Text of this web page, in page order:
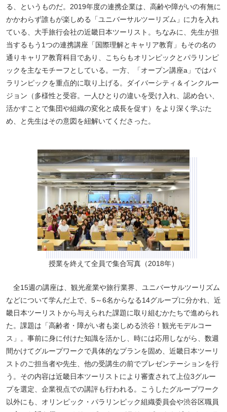
る、というものだ。2019年度の連携企業は、高齢や障がいの有無に
かかわらず誰もが楽しめる「ユニバーサルツーリズム」に力を入れ
ている、大手旅行会社の近畿日本ツーリスト。ちなみに、先生が担
当するもう1つの連携講座「国際理解とキャリア教育」もその名の
通りキャリア教育科目であり、こちらもオリンピックとパラリンピ
ックを主なモチーフとしている。一方、「オープン講座a」ではパ
ラリンピックを重点的に取り上げる。ダイバーシティ＆インクルー
ジョン（多様性と受容。一人ひとりの違いを受け入れ、認め合い、
活かすことで集団や組織の変化と成長を促す）をより深く学ぶた
め、と先生はその意図を紐解いてくださった。
授業を終えて全員で集合写真（2018年）
全15週の講座は、観光産業や旅行業界、ユニバーサルツーリズム
などについて学んだ上で、5～6名からなる14グループに分かれ、近
畿日本ツーリストから与えられた課題に取り組むかたちで進められ
た。課題は「高齢者・障がい者も楽しめる渋谷！観光モデルコー
ス」。事前に身に付けた知識を活かし、時には応用しながら、数週
間かけてグループワークで具体的なプランを固め、近畿日本ツーリ
ストのご担当者や先生、他の受講生の前でプレゼンテーションを行
う。その内容は近畿日本ツーリストにより審査されて上位3グルー
プを選定、企業視点での講評も行われる。こうしたグループワーク
以外にも、オリンピック・パラリンピック組織委員会や渋谷区職員